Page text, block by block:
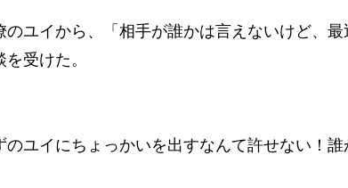
のユイから、「相手が誰かは言えないけど、
受けた。
のユイにちょっかいを出すなんて許せない！